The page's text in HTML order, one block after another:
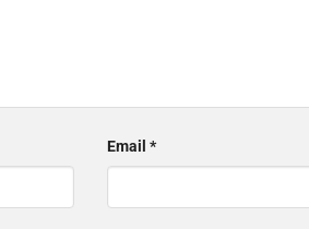
Email*